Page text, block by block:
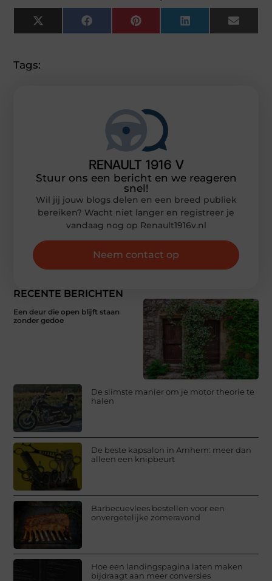
X
(Twitter)
FacebookPinterestLinkedInEmail
Tags:
RECENTE BERICHTEN
Een deur die open blijft staan
zonder gedoe
De slimste manier om je motor theorie te
halen
De beste kapsalon in Arnhem: meer dan
alleen een knipbeurt
Barbecuevlees bestellen voor een
onvergetelijke zomeravond
Hoe een landingspagina laten maken
bijdraagt aan meer conversies
Stuur ons een bericht en we reageren
snel!
Wil jij jouw blogs delen en een breed publiek
bereiken? Wacht niet langer en registreer je
vandaag nog op Renault1916v.nl
Neem contact op